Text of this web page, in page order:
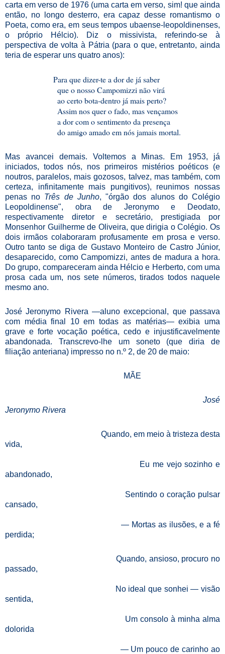
carta em verso de 1976 (uma carta em verso, sim! que ainda
então, no longo desterro, era capaz desse romantismo o
Poeta, como era, em seus tempos ubaense-leopoldinenses,
o próprio Hélcio). Diz o missivista, referindo-se à
perspectiva de volta à Pátria (para o que, entretanto, ainda
teria de esperar uns quatro anos):
Para que dizer-te a dor de já saber
que o nosso Campomizzi não virá
ao certo bota-dentro já mais perto?
Assim nos quer o fado, mas vençamos
a dor com o sentimento da presença
do amigo amado em nós jamais mortal.
Mas avancei demais. Voltemos a Minas. Em 1953, já
iniciados, todos nós, nos primeiros mistérios poéticos (e
noutros, paralelos, mais gozosos, talvez, mas também, com
certeza, infinitamente mais pungitivos), reunimos nossas
penas no Três de Junho, "órgão dos alunos do Colégio
Leopoldinense", obra de Jeronymo e Deodato,
respectivamente diretor e secretário, prestigiada por
Monsenhor Guilherme de Oliveira, que dirigia o Colégio. Os
dois irmãos colaboraram profusamente em prosa e verso.
Outro tanto se diga de Gustavo Monteiro de Castro Júnior,
desaparecido, como Campomizzi, antes de madura a hora.
Do grupo, compareceram ainda Hélcio e Herberto, com uma
prosa cada um, nos sete números, tirados todos naquele
mesmo ano.
José Jeronymo Rivera —aluno excepcional, que passava
com média final 10 em todas as matérias— exibia uma
grave e forte vocação poética, cedo e injustificavelmente
abandonada. Transcrevo-lhe um soneto (que diria de
filiação anteriana) impresso no n.º 2, de 20 de maio:
MÃE
José
Jeronymo Rivera
Quando, em meio à tristeza desta
vida,
Eu me vejo sozinho e
abandonado,
Sentindo o coração pulsar
cansado,
— Mortas as ilusões, e a fé
perdida;
Quando, ansioso, procuro no
passado,
No ideal que sonhei — visão
sentida,
Um consolo à minha alma
dolorida
— Um pouco de carinho ao